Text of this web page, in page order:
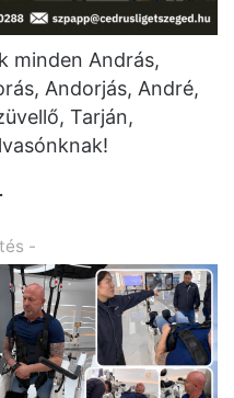
minden András,
Andorjás, André,
Tarján,
-